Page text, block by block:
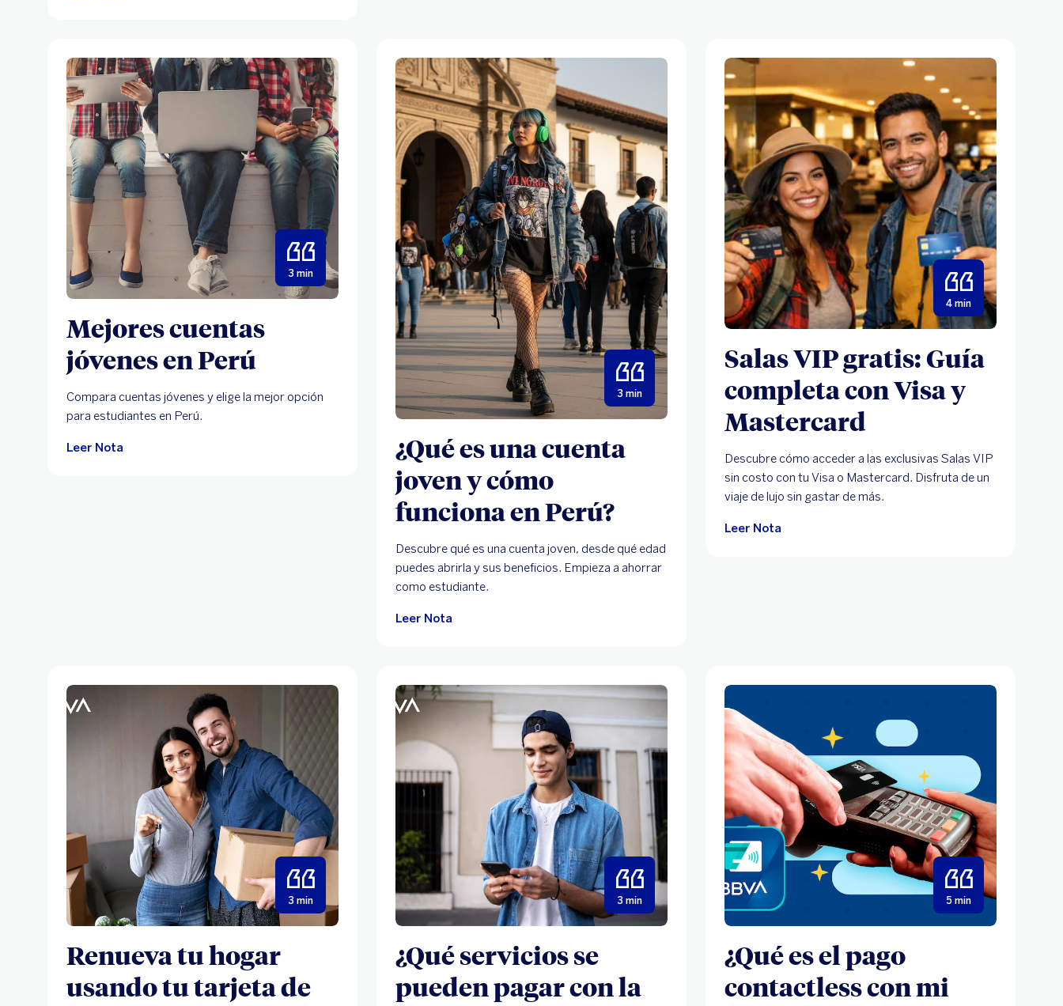
3 min
Mejores cuentas
jóvenes en Perú
Compara cuentas jóvenes y elige la mejor opción
para estudiantes en Perú.
Leer Nota
3 min
¿Qué es una cuenta
joven y cómo
funciona en Perú?
Descubre qué es una cuenta joven, desde qué edad
puedes abrirla y sus beneficios. Empieza a ahorrar
como estudiante.
Leer Nota
4 min
Salas VIP gratis: Guía
completa con Visa y
Mastercard
Descubre cómo acceder a las exclusivas Salas VIP
sin costo con tu Visa o Mastercard. Disfruta de un
viaje de lujo sin gastar de más.
Leer Nota
3 min
Renueva tu hogar
usando tu tarjeta de
3 min
¿Qué servicios se
pueden pagar con la
5 min
¿Qué es el pago
contactless con mi